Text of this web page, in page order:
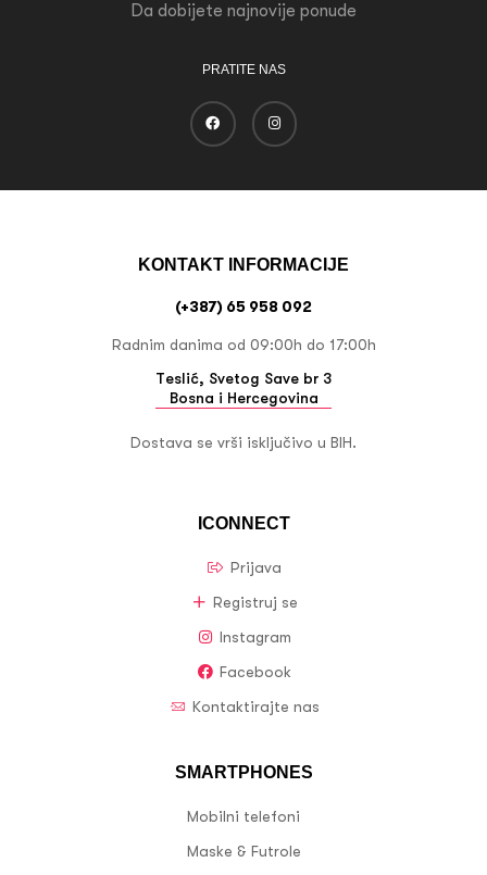
Da dobijete najnovije ponude
PRATITE NAS
ICONNECT
Prijava
Registruj se
Instagram
Facebook
Kontaktirajte nas
SMARTPHONES
Mobilni telefoni
Maske & Futrole
KONTAKT INFORMACIJE
(+387) 65 958 092
Radnim danima od 09:00h do 17:00h
Teslić, Svetog Save br 3
Bosna i Hercegovina
Dostava se vrši isključivo u BIH.